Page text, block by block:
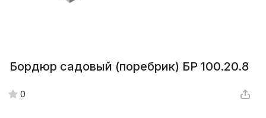
Бордюр садовый (поребрик) БР 100.20.8
0